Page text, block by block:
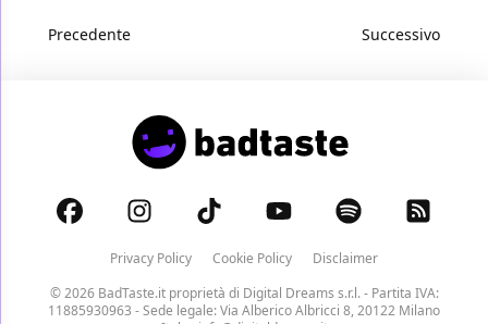
Precedente Successivo
Privacy Policy Cookie Policy
Disclaimer
© 2026 BadTaste.it proprietà di Digital Dreams s.r.l.- Partita IVA:
11885930963 - Sede legale: Via Alberico Albricci 8, 20122 Milano